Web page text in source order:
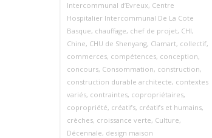
Intercommunal d’Evreux, Centre
Hospitalier Intercommunal De La Cote
Basque, chauffage, chef de projet, CHI,
Chine, CHU de Shenyang, Clamart, collectif,
commerces, compétences, conception,
concours, Consommation, construction,
construction durable architecte, contextes
variés, contraintes, copropriétaires,
copropriété, créatifs, créatifs et humains,
crèches, croissance verte, Culture,
Décennale, design maison